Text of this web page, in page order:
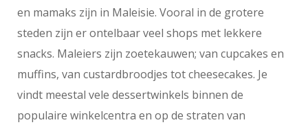
en mamaks zijn in Maleisie. Vooral in de grotere
steden zijn er ontelbaar veel shops met lekkere
snacks. Maleiers zijn zoetekauwen; van cupcakes en
muffins, van custardbroodjes tot cheesecakes. Je
vindt meestal vele dessertwinkels binnen de
populaire winkelcentra en op de straten van